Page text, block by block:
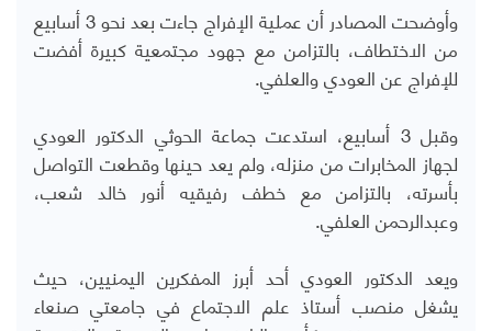
وأوضحت المصادر أن عملية الإفراج جاءت بعد نحو 3 أسابيع
من الاختطاف، بالتزامن مع جهود مجتمعية كبيرة أفضت
للإفراج عن العودي والعلفي.
وقبل 3 أسابيع، استدعت جماعة الحوثي الدكتور العودي
لجهاز المخابرات من منزله، ولم يعد حينها وقطعت التواصل
بأسرته، بالتزامن مع خطف رفيقيه أنور خالد شعب،
وعبدالرحمن العلفي.
ويعد الدكتور العودي أحد أبرز المفكرين اليمنيين، حيث
يشغل منصب أستاذ علم الاجتماع في جامعتي صنعاء